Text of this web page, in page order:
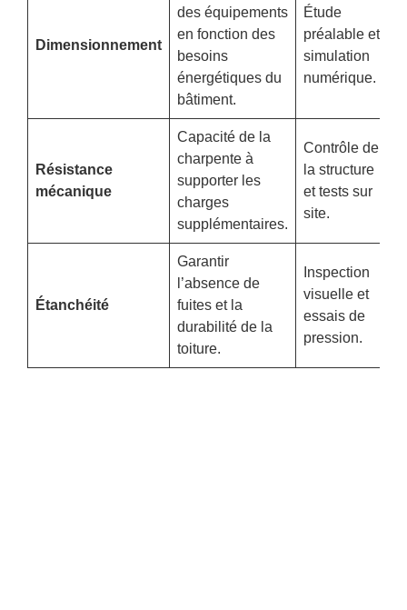
Dimensionnement
des équipements
en fonction des
besoins
énergétiques du
bâtiment.
Étude
préalable et
simulation
numérique.
Résistance
mécanique
Capacité de la
charpente à
supporter les
charges
supplémentaires.
Contrôle de
la structure
et tests sur
site.
Étanchéité
Garantir
l’absence de
fuites et la
durabilité de la
toiture.
Inspection
visuelle et
essais de
pression.